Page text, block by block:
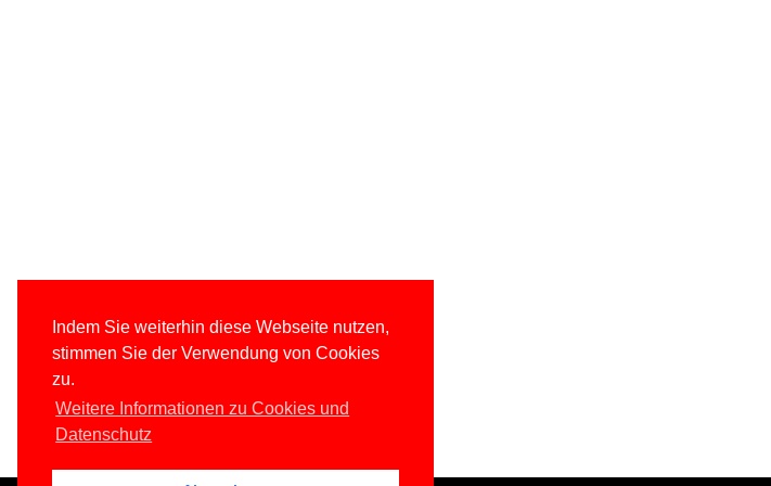
Indem Sie weiterhin diese Webseite nutzen,
stimmen Sie der Verwendung von Cookies
zu.
Weitere Informationen zu Cookies und
Datenschutz